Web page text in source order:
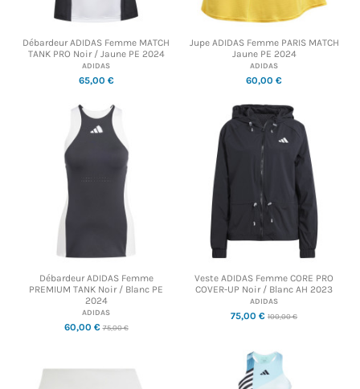
Débardeur ADIDAS Femme MATCH
TANK PRO Noir / Jaune PE 2024
ADIDAS
65,00 €
Jupe ADIDAS Femme PARIS MATCH
Jaune PE 2024
ADIDAS
60,00 €
Débardeur ADIDAS Femme
PREMIUM TANK Noir / Blanc PE
2024
ADIDAS
60,00 €75,00 €
Veste ADIDAS Femme CORE PRO
COVER-UP Noir / Blanc AH 2023
ADIDAS
75,00 € 100,00 €